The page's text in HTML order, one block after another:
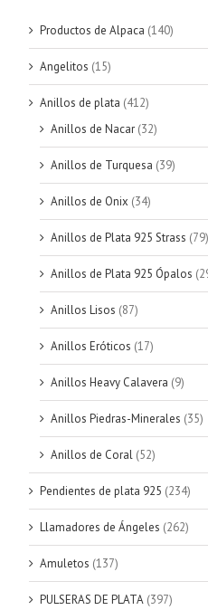
Productos de Alpaca (140)
Angelitos (15)
Anillos de plata (412)
Anillos de Nacar (32)
Anillos de Turquesa (39)
Anillos de Onix (34)
Anillos de Plata 925 Strass (79)
Anillos de Plata 925 Ópalos
Anillos Lisos (87)
Anillos Eróticos (17)
Anillos Heavy Calavera (9)
Anillos Piedras-Minerales (35)
Anillos de Coral (52)
Pendientes de plata 925 (234)
Llamadores de Ángeles (262)
Amuletos (137)
PULSERAS DE PLATA (397)